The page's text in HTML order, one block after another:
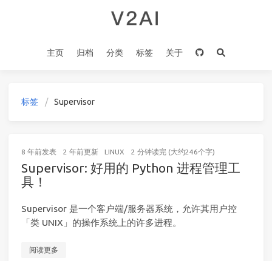
主页 归档 分类 标签 关于
标签 Supervisor
8 年前发表 2 年前更新 LINUX 2 分钟读完 (大约246个字)
Supervisor: 好用的 Python 进程管理工
具！
Supervisor 是一个客户端/服务器系统，允许其用户控
「类 UNIX」的操作系统上的许多进程。
阅读更多